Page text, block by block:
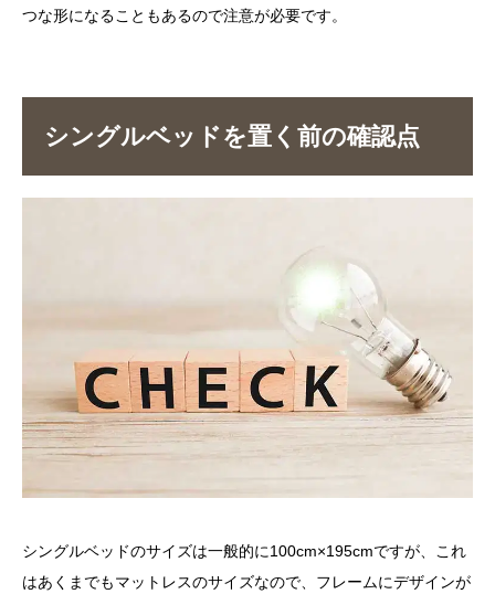
つな形になることもあるので注意が必要です。
シングルベッドを置く前の確認点
シングルベッドのサイズは一般的に100cm×195cmですが、これ
はあくまでもマットレスのサイズなので、フレームにデザインが